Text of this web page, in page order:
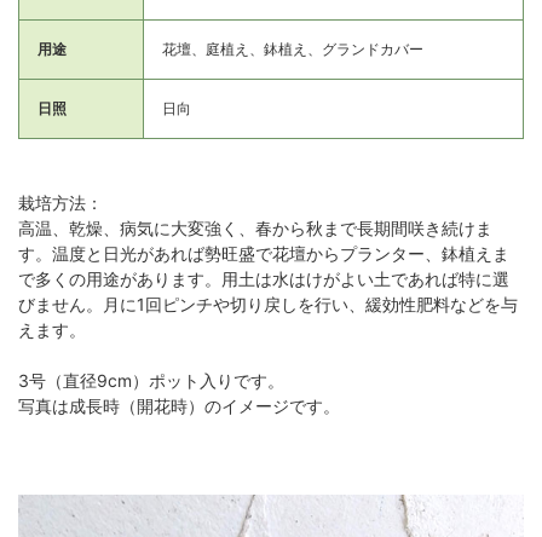
用途 花壇、庭植え、鉢植え、グランドカバー
日照 日向
栽培方法：
高温、乾燥、病気に大変強く、春から秋まで長期間咲き続けま
す。温度と日光があれば勢旺盛で花壇からプランター、鉢植えま
で多くの用途があります。用土は水はけがよい土であれば特に選
びません。月に1回ピンチや切り戻しを行い、緩効性肥料などを与
えます。
3号（直径9cm）ポット入りです。
写真は成長時（開花時）のイメージです。